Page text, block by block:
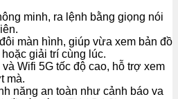
minh, ra lệnh bằng giọng nói
màn hình, giúp vừa xem bản đồ
giải trí cùng lúc.
và Wifi 5G tốc độ cao, hỗ trợ xem
mà.
năng an toàn như cảnh báo va